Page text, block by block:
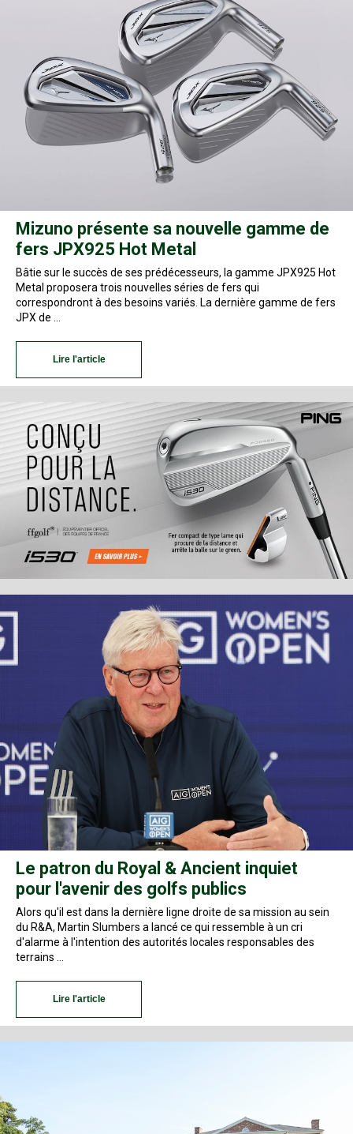
Mizuno présente sa nouvelle gamme de
fers JPX925 Hot Metal
Bâtie sur le succès de ses prédécesseurs, la gamme JPX925 Hot
Metal proposera trois nouvelles séries de fers qui
correspondront à des besoins variés. La dernière gamme de fers
JPX de …
Lire l'article
Le patron du Royal & Ancient inquiet
pour l'avenir des golfs publics
Alors qu'il est dans la dernière ligne droite de sa mission au sein
du R&A, Martin Slumbers a lancé ce qui ressemble à un cri
d'alarme à l'intention des autorités locales responsables des
terrains …
Lire l'article